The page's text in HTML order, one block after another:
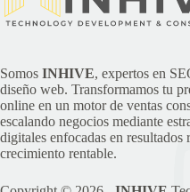
Somos INHIVE, expertos en
diseño web. Transformamos tu
online en un motor de ventas
escalando negocios mediante
digitales enfocadas en resultados
crecimiento rentable.